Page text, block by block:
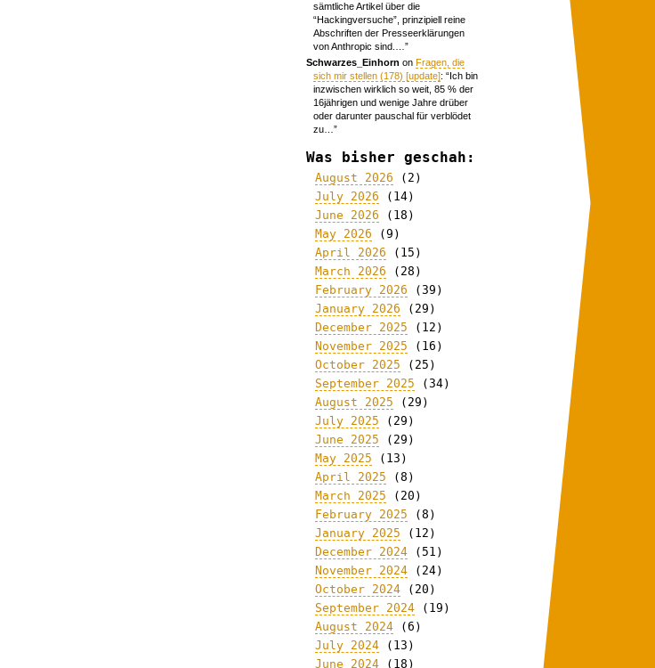
sämtliche Artikel über die
“Hackingversuche”, prinzipiell reine
Abschriften der Presseerklärungen
von Anthropic sind.… ”
Schwarzes_Einhorn onFragen, die
sich mir stellen (178) [update]: “Ich bin
inzwischen wirklich so weit, 85 % der
16jährigen und wenige Jahre drüber
oder darunter pauschal für verblödet
zu… ”
Was bisher geschah:
August 2026 (2)
July 2026 (14)
June 2026 (18)
May 2026 (9)
April 2026 (15)
March 2026 (28)
February 2026 (39)
January 2026 (29)
December 2025 (12)
November 2025 (16)
October 2025 (25)
September 2025 (34)
August 2025 (29)
July 2025 (29)
June 2025 (29)
May 2025 (13)
April 2025 (8)
March 2025 (20)
February 2025 (8)
January 2025 (12)
December 2024 (51)
November 2024 (24)
October 2024 (20)
September 2024 (19)
August 2024 (6)
July 2024 (13)
June 2024 (18)